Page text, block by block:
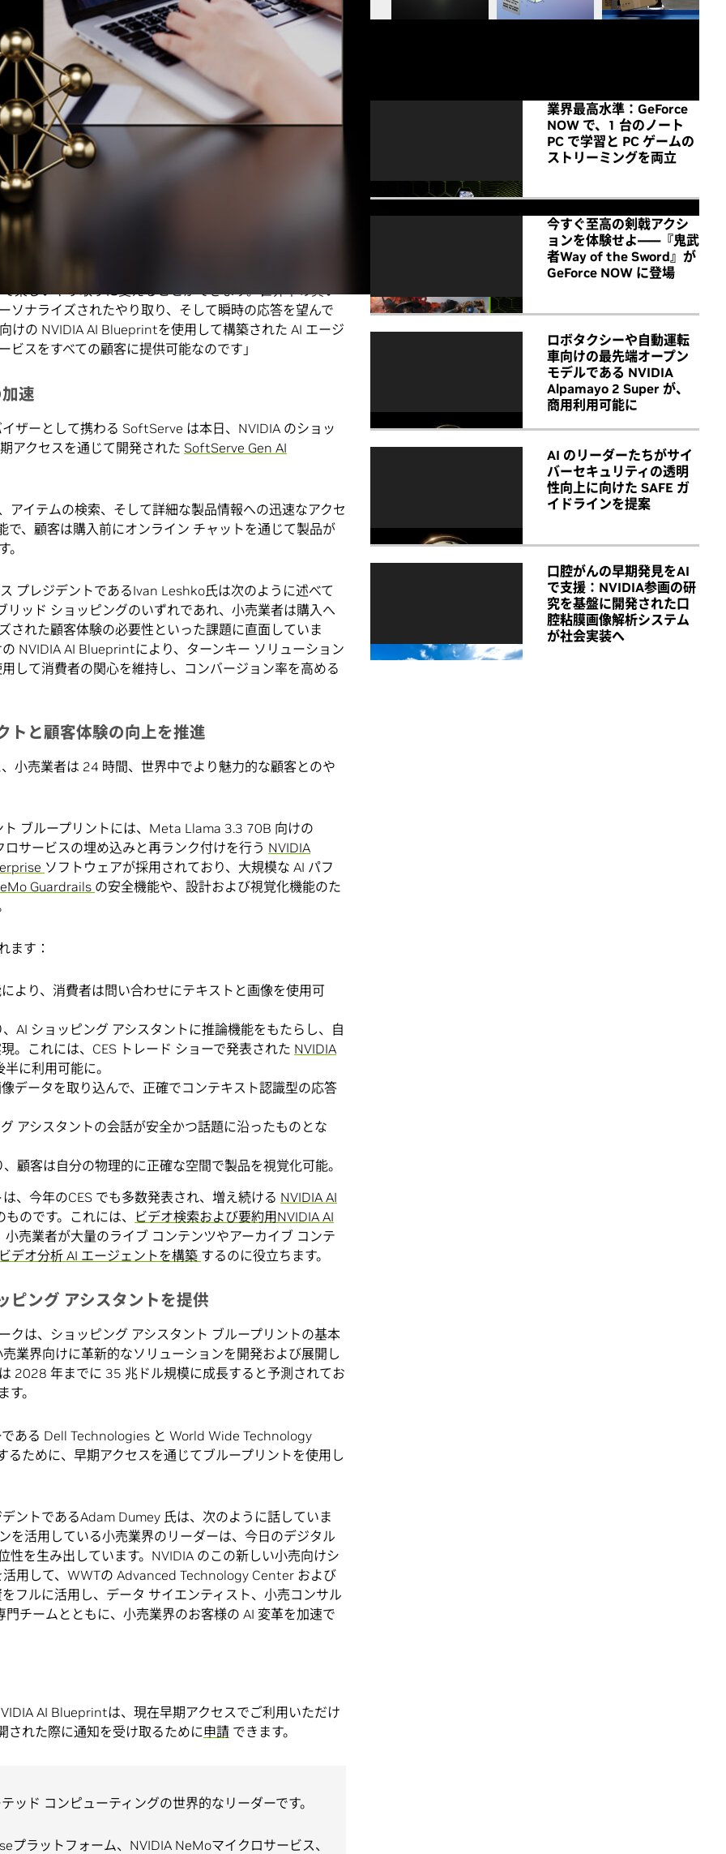
ードローブの作成などの複雑なタスクを完了し、製品が防
可能です。
間スキャン ソリューションと組み合わせて使用すること
境で製品を提示可能にすることができます。たとえば、
具が自分のリビングルームでどのように見えるかをプレ
ントは、高度にインテリジェントでパーソナライズされ
、顧客体験を向上させ、コンバージョン率を高め、製品
うに設計されています。
に述べています。「AI エージェントはショッピング体験
楽しいやり取りに変えることができます。世界中の買い
ソナライズされたやり取り、そして瞬時の応答を望んで
けの NVIDIA AI Blueprintを使用して構築された AI エージ
スをすべての顧客に提供可能なのです」
速
ザーとして携わる SoftServe は本日、NVIDIA のショッ
アクセスを通じて開発された SoftServe Gen AI
アイテムの検索、そして詳細な製品情報への迅速なアクセ
で、顧客は購入前にオンライン チャットを通じて製品が
プレジデントであるIvan Leshko氏は次のように述べて
リッド ショッピングのいずれであれ、小売業者は購入へ
された顧客体験の必要性といった課題に直面していま
NVIDIA AI Blueprintにより、ターンキー ソリューション
して消費者の関心を維持し、コンバージョン率を高める
トと顧客体験の向上を推進
小売業者は 24 時間、世界中でより魅力的な顧客とのや
ブループリントには、Meta Llama 3.3 70B 向けの
サービスの埋め込みと再ランク付けを行う NVIDIA
ソフトウェアが採用されており、大規模な AI パフ
Guardrails の安全機能や、設計および視覚化機能のた
ます：
より、消費者は問い合わせにテキストと画像を使用可
AI ショッピング アシスタントに推論機能をもたらし、自
。これには、CES トレード ショーで発表された NVIDIA
に利用可能に。
データを取り込んで、正確でコンテキスト認識型の応答
アシスタントの会話が安全かつ話題に沿ったものとな
顧客は自分の物理的に正確な空間で製品を視覚化可能。
、今年のCES でも多数発表され、増え続ける NVIDIA AI
のです。これには、
ビデオ検索および要約用NVIDIA AI
売業者が大量のライブ コンテンツやアーカイブ コンテ
ビデオ分析 AI エージェントを構築 するのに役立ちます。
ピング アシスタントを提供
クは、ショッピング アシスタント ブループリントの基本
業界向けに革新的なソリューションを開発および展開し
2028 年までに 35 兆ドル規模に成長すると予測されてお
。
ある Dell Technologies と World Wide Technology
るために、早期アクセスを通じてブループリントを使用し
ントであるAdam Dumey 氏は、次のように話していま
を活用している小売業界のリーダーは、今日のデジタル
性を生み出しています。NVIDIA のこの新しい小売向けシ
用して、WWTの Advanced Technology Center および
フルに活用し、データ サイエンティスト、小売コンサル
チームとともに、小売業界のお客様の AI 変革を加速で
AI Blueprintは、現在早期アクセスでご利用いただけ
された際に通知を受け取るために申請 できます。
ッド コンピューティングの世界的なリーダーです。
ラットフォーム、NVIDIA NeMoマイクロサービス、
業界最高水準：GeForce
NOW で、1 台のノート
PC で学習と PC ゲームの
ストリーミングを両立
今すぐ至高の剣戟アクシ
ョンを体験せよ――『鬼武
者Way of the Sword』が
GeForce NOW に登場
ロボタクシーや自動運転
車向けの最先端オープン
モデルである NVIDIA
Alpamayo 2 Super が、
商用利用可能に
AI のリーダーたちがサイ
バーセキュリティの透明
性向上に向けた SAFE ガ
イドラインを提案
口腔がんの早期発見をAI
で支援：NVIDIA参画の研
究を基盤に開発された口
腔粘膜画像解析システム
が社会実装へ